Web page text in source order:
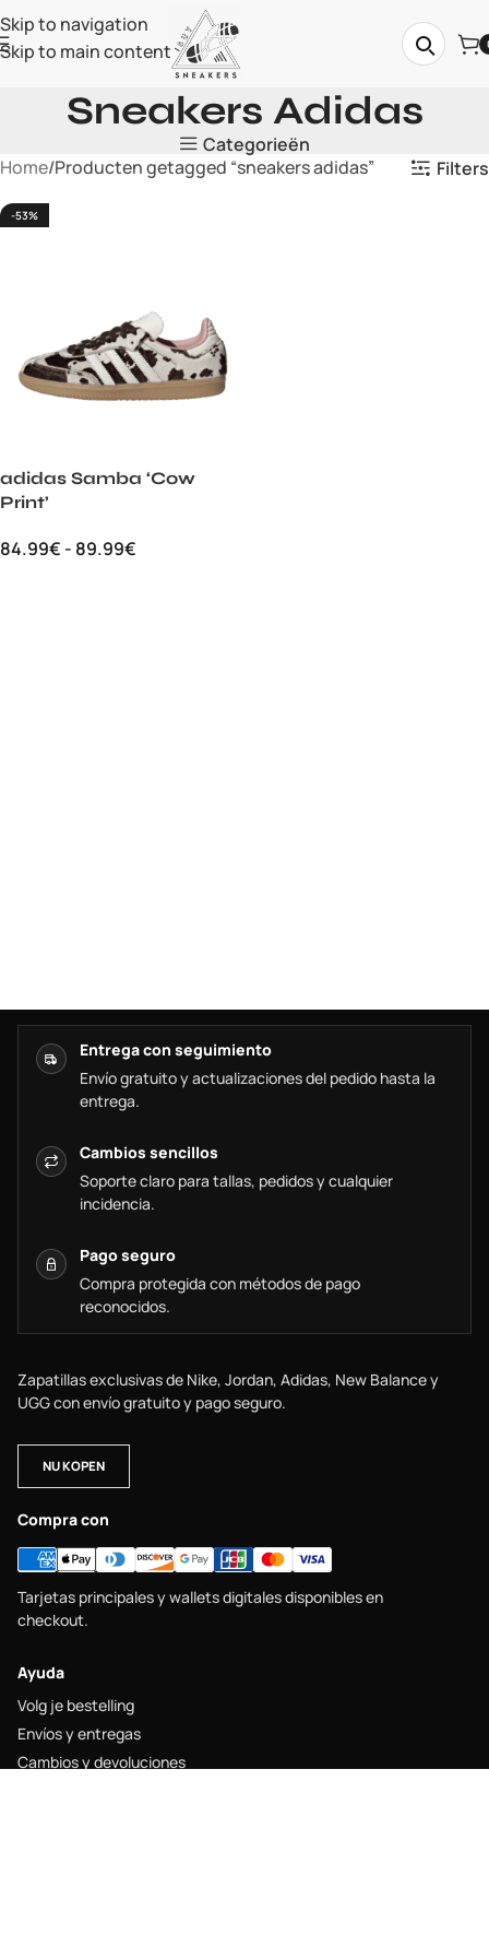
Skip to navigation
Skip to main content
Sneakers Adidas
Categorieën
Home Producten getagged “sneakers adidas” Filters
-53%
adidas Samba ‘Cow
Print’
84.99€ - 89.99€
Entrega con seguimiento
Envío gratuito y actualizaciones del pedido hasta la
entrega.
Cambios sencillos
Soporte claro para tallas, pedidos y cualquier
incidencia.
Pago seguro
Compra protegida con métodos de pago
reconocidos.
Zapatillas exclusivas de Nike, Jordan, Adidas, New Balance y
UGG con envío gratuito y pago seguro.
NU KOPEN
Compra con
Tarjetas principales y wallets digitales disponibles en
checkout.
Ayuda
Volg je bestelling
Envíos y entregas
Cambios y devoluciones